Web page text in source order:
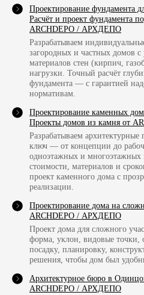
Проектирование фундамента
Расчёт и проект фундамента
ARCHDEPO / АРХДЕПО
Разрабатываем
загородных и частных домов с
материалов стен (кирпич,
нагрузки. Точный расчёт
фундамента — с гарантией
нормативам.
Проектирование каменных
Проекты домов из камня от
Разрабатываем
ключ — от концепции до
одноэтажных и многоэтажных
стоимости, материалов и
проект каменного дома с
реализации.
Проектирование дома на
ARCHDEPO / АРХДЕПО
Проект дома для сложного
форма, уклон, видовые точки,
посадку, планировку,
решения, чтобы дом был
Архитектурное бюро в
ARCHDEPO / АРХДЕПО
buro@archdepo.ru
смотреть на карте
+7 (977) 970-
г. Москва,
Нахимовский просп., 24, стр. 1,
Мы на связи каждый день, без
Заявки с сайта принимаются
[для связи]
[почта для заказчиков]
[время работы]
[местоположение]
[почта